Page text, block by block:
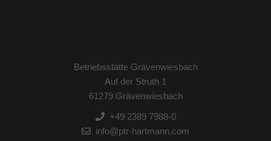
Betriebsstätte Grävenwiesbach
Auf der Struth 1
61279 Grävenwiesbach
+49 2389 7988-0
info@ptr-hartmann.com